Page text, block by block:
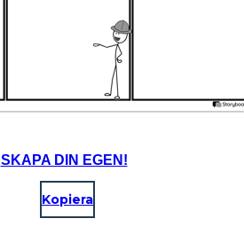
SKAPA DIN EGEN!
Kopiera